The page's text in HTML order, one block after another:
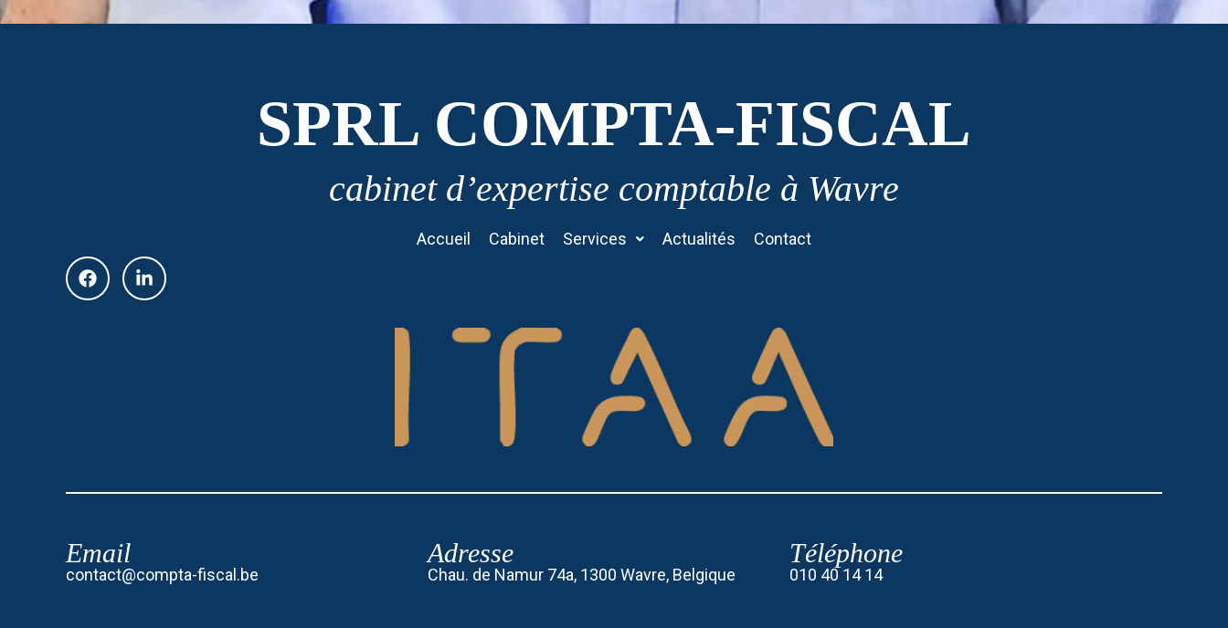
SPRL COMPTA-FISCAL
cabinet d’expertise comptable à Wavre
Accueil Cabinet Services Actualités Contact
Email
contact@compta-fiscal.be
Adresse
Chau. de Namur 74a, 1300 Wavre, Belgique
Téléphone
010 40 14 14